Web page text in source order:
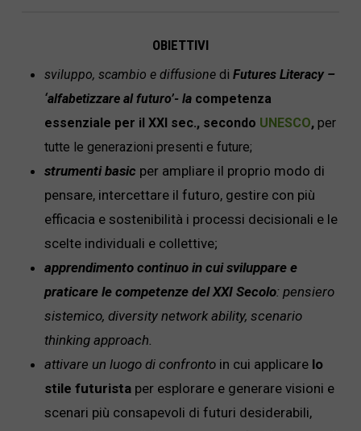
OBIETTIVI
sviluppo, scambio e diffusione di Futures Literacy –
‘alfabetizzare al futuro’- la competenza
essenziale per il XXI sec., secondo UNESCO, per
tutte le generazioni presenti e future;
strumenti basic per ampliare il proprio modo di
pensare, intercettare il futuro, gestire con più
efficacia e sostenibilità i processi decisionali e le
scelte individuali e collettive;
apprendimento continuo in cui sviluppare e
praticare le competenze del XXI Secolo: pensiero
sistemico, diversity network ability, scenario
thinking approach.
attivare un luogo di confronto in cui applicare lo
stile futurista per esplorare e generare visioni e
scenari più consapevoli di futuri desiderabili,